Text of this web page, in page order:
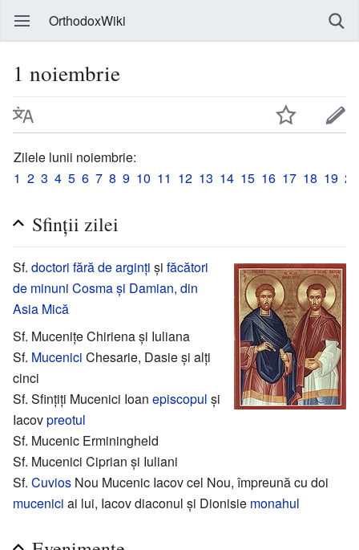
OrthodoxWiki
1 noiembrie
Zilele lunii noiembrie:
1 2 3 4 5 6 7 8 9 10 11 12 13 14 15 16 17 18 19 20
Sfinții zilei
Sf. doctori fără de arginți și făcători
de minuni Cosma și Damian, din
Asia Mică
Sf. Mucenițe Chiriena și Iuliana
Sf. Mucenici Chesarie, Dasie și alți
cinci
Sf. Sfințiți Mucenici Ioan episcopul și
Iacovpreotul
Sf. Mucenic Erminingheld
Sf. Mucenici Ciprian și Iuliani
Sf. Cuvios Nou Mucenic Iacov cel Nou, împreună cu doi
mucenici ai lui, Iacov diaconul și Dionisie monahul